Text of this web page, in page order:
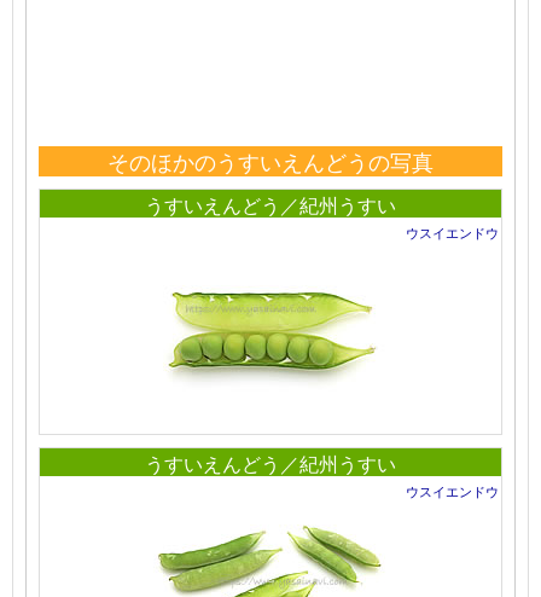
そのほかのうすいえんどうの写真
うすいえんどう／紀州うすい
ウスイエンドウ
うすいえんどう／紀州うすい
ウスイエンドウ